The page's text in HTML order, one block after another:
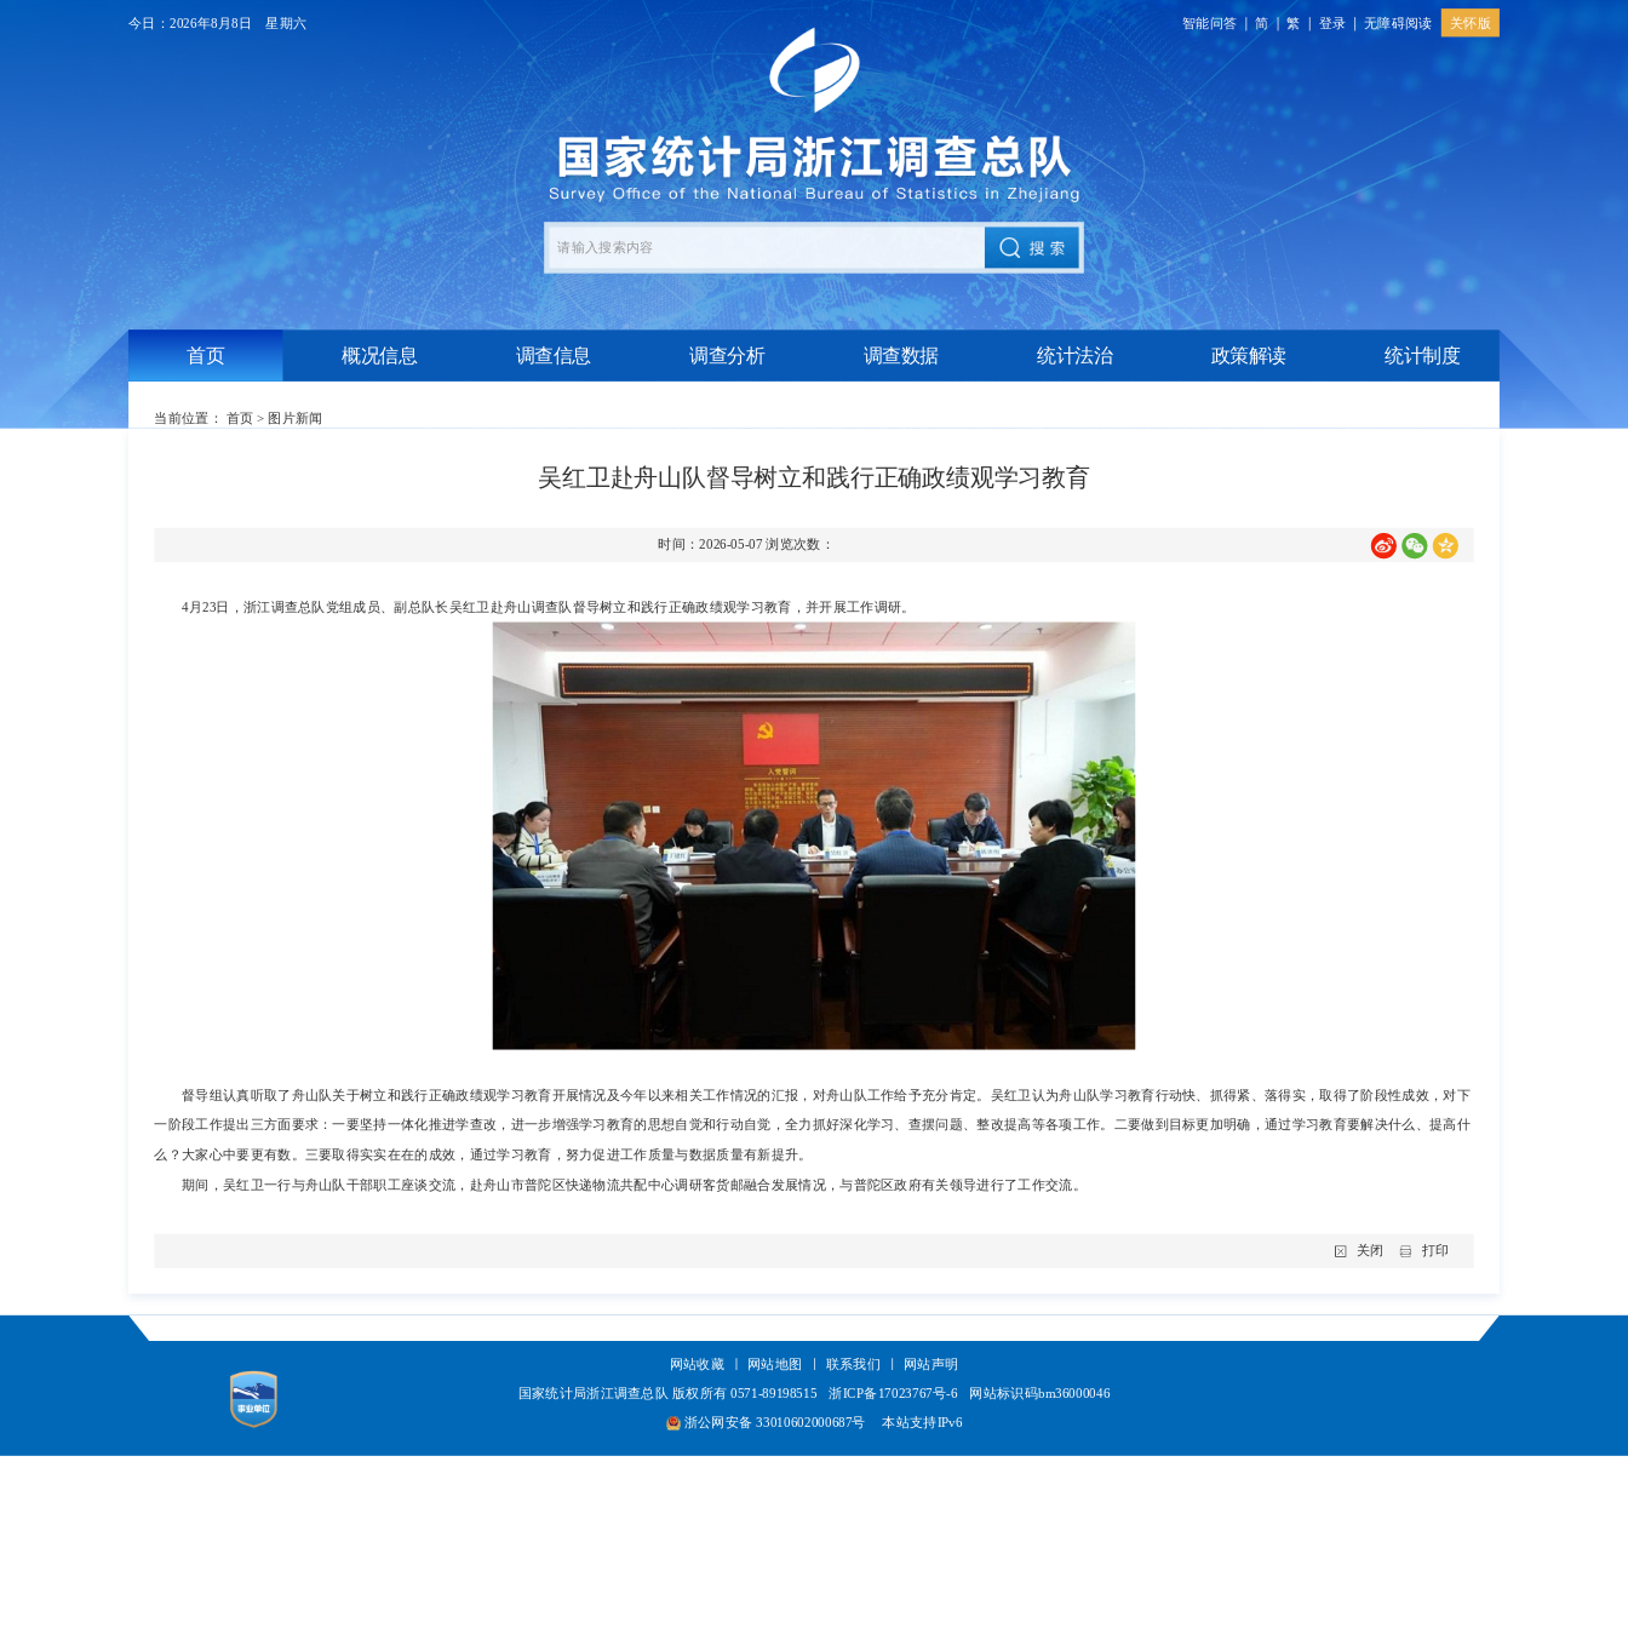
今日：2026年8月8日 星期六 智能问答 简 繁 登录 无障碍阅读 关怀版
首页 概况信息 调查信息 调查分析 调查数据 统计法治 政策解读 统计制度
当前位置： 首页> 图片新闻
吴红卫赴舟山队督导树立和践行正确政绩观学习教育
时间：2026-05-07浏览次数：
4月23日，浙江调查总队党组成员、副总队长吴红卫赴舟山调查队督导树立和践行正确政绩观学习教育，并开展工作调研。
督导组认真听取了舟山队关于树立和践行正确政绩观学习教育开展情况及今年以来相关工作情况的汇报，对舟山队工作给予充分肯定。吴红卫认为舟山队学习教育行动快、抓得紧、落得实，取得了阶段性成效，对下
一阶段工作提出三方面要求：一要坚持一体化推进学查改，进一步增强学习教育的思想自觉和行动自觉，全力抓好深化学习、查摆问题、整改提高等各项工作。二要做到目标更加明确，通过学习教育要解决什么、提高什
么？大家心中要更有数。三要取得实实在在的成效，通过学习教育，努力促进工作质量与数据质量有新提升。
期间，吴红卫一行与舟山队干部职工座谈交流，赴舟山市普陀区快递物流共配中心调研客货邮融合发展情况，与普陀区政府有关领导进行了工作交流。
打印
关闭
网站收藏 网站地图 联系我们 网站声明
国家统计局浙江调查总队 版权所有 0571-89198515 浙ICP备17023767号-6
网站标识码bm36000046
浙公网安备 33010602000687号
本站支持IPv6